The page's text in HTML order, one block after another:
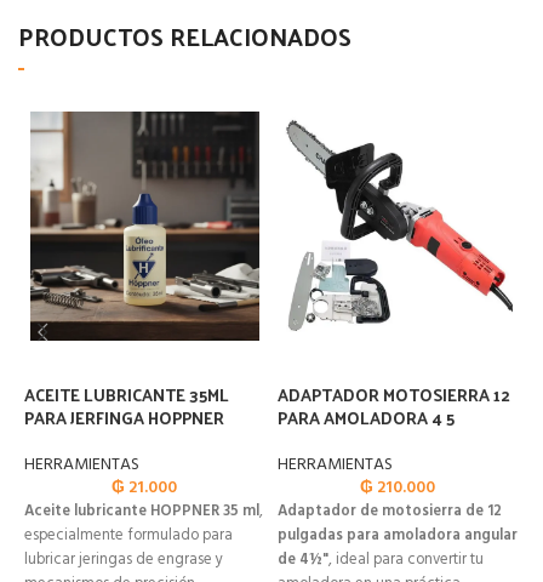
PRODUCTOS RELACIONADOS
ACEITE LUBRICANTE 35ML
PARA JERFINGA HOPPNER
HERRAMIENTAS
₲ 21.000
Aceite lubricante HOPPNER 35 ml,
especialmente formulado para
lubricar jeringas de engrase y
ADAPTADOR MOTOSIERRA 12
PARA AMOLADORA 4 5
HERRAMIENTAS
₲ 210.000
Adaptador de motosierra de 12
pulgadas para amoladora angular
de 4½", ideal para convertir tu